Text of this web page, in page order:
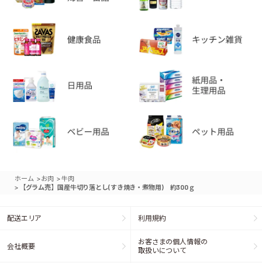
ホーム >お肉 >牛肉
> 【グラム売】国産牛切り落とし(すき焼き・煮物用) 約300ｇ
配送エリア 利用規約
会社概要
お客さまの個人情報の
取扱いについて